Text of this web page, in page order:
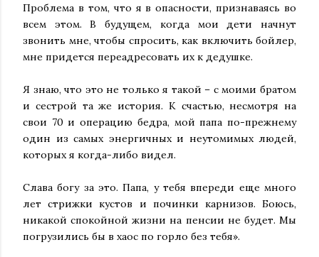
Проблема в том, что я в опасности, признаваясь во
всем этом. В будущем, когда мои дети начнут
звонить мне, чтобы спросить, как включить бойлер,
мне придется переадресовать их к дедушке.
Я знаю, что это не только я такой – с моими братом
и сестрой та же история. К счастью, несмотря на
свои 70 и операцию бедра, мой папа по-прежнему
один из самых энергичных и неутомимых людей,
которых я когда-либо видел.
Слава богу за это. Папа, у тебя впереди еще много
лет стрижки кустов и починки карнизов. Боюсь,
никакой спокойной жизни на пенсии не будет. Мы
погрузились бы в хаос по горло без тебя».